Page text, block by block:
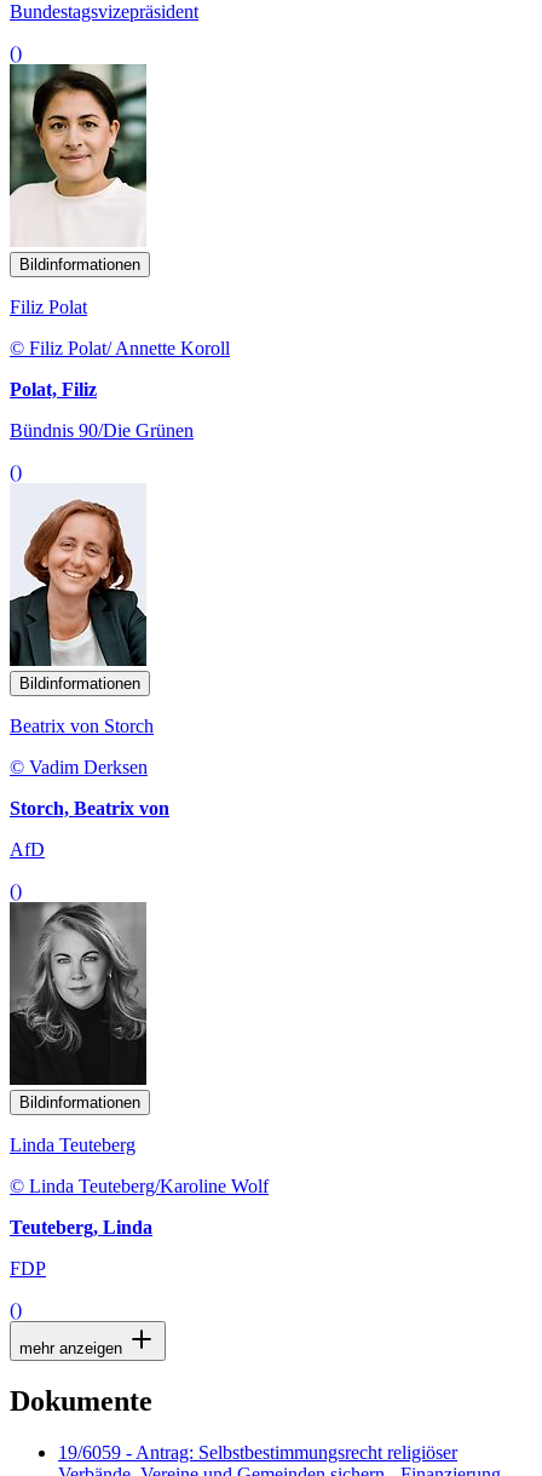
Bundestagsvizepräsident
()
Bildinformationen
Filiz Polat
© Filiz Polat/ Annette Koroll
Polat, Filiz
Bündnis 90/Die Grünen
()
Bildinformationen
Beatrix von Storch
© Vadim Derksen
Storch, Beatrix von
AfD
()
Bildinformationen
Linda Teuteberg
© Linda Teuteberg/Karoline Wolf
Teuteberg, Linda
FDP
()
mehr anzeigen
Dokumente
19/6059 - Antrag: Selbstbestimmungsrecht religiöser